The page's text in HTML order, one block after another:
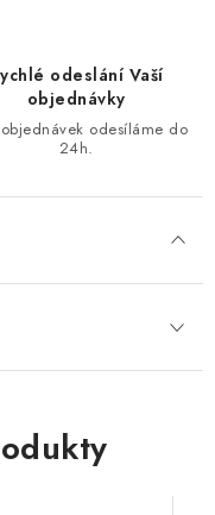
odeslání Vaší
objednávky
odesíláme do
24h.